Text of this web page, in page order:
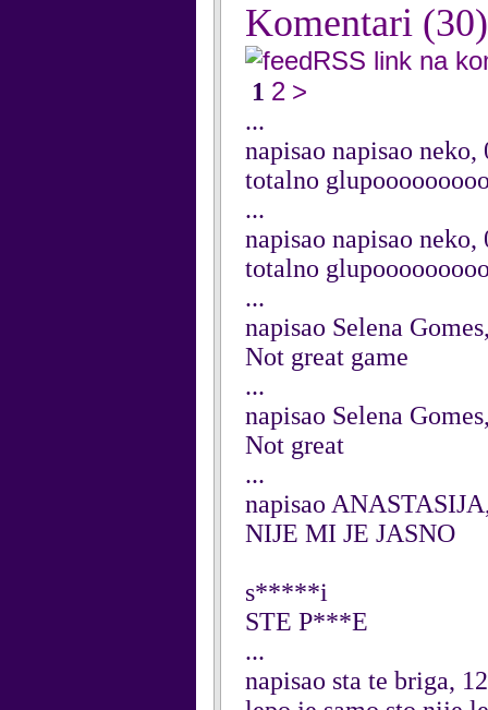
Komentari (30)
RSS link na
1 2 >
...
napisao napisao neko,
totalno
...
napisao napisao neko,
totalno
...
napisao Selena
Not great game
...
napisao Selena
Not great
...
napisao
NIJE MI JE JASNO
s*****i
STE P***E
...
napisao sta te briga,